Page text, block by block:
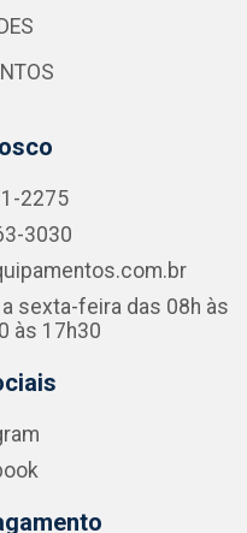
2275
3030
sexta-feira das 08h às
às 17h30